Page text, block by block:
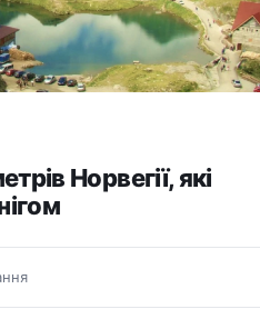
Норвегії, які